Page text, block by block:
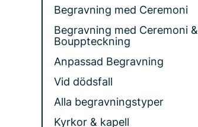
Begravning med Ceremoni
Begravning med Ceremoni &
Bouppteckning
Anpassad Begravning
Vid dödsfall
Alla begravningstyper
Kyrkor & kapell